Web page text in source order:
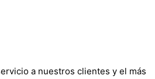
a nuestros clientes y el más